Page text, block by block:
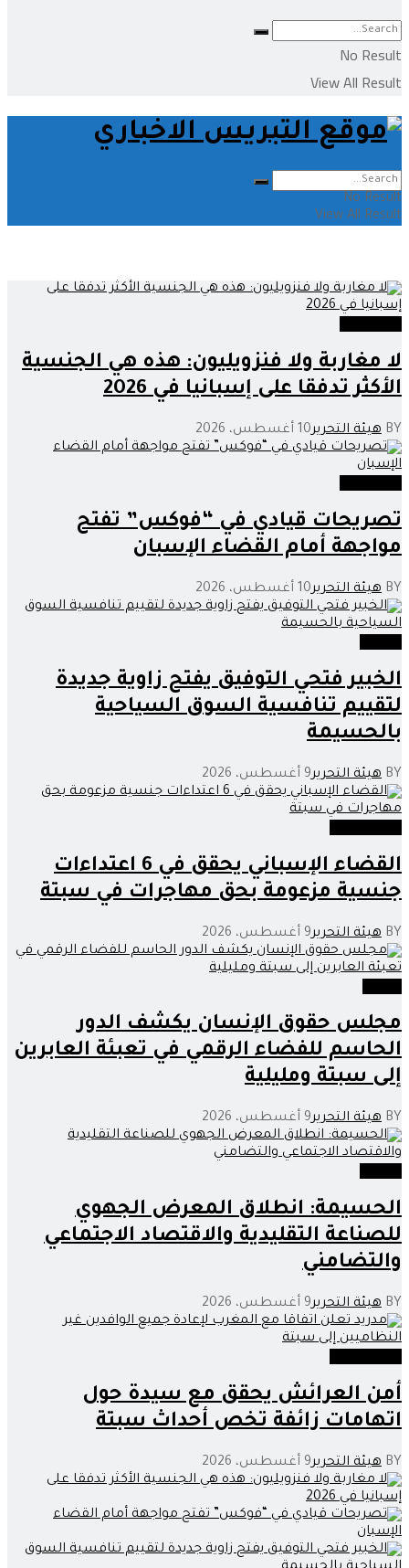
No Result
View All Result
No Result
View All Result
لا مغاربة ولا فنزويليون: هذه هي الجنسية
الأكثر تدفقا على إسبانيا في 2026
BY هيئة التحرير10 أغسطس، 2026
تصريحات قيادي في “فوكس” تفتح
مواجهة أمام القضاء الإسبان
BY هيئة التحرير10 أغسطس، 2026
الخبير فتحي التوفيق يفتح زاوية جديدة
لتقييم تنافسية السوق السياحية
بالحسيمة
BY هيئة التحرير9 أغسطس، 2026
القضاء الإسباني يحقق في 6 اعتداءات
جنسية مزعومة بحق مهاجرات في سبتة
BY هيئة التحرير9 أغسطس، 2026
مجلس حقوق الإنسان يكشف الدور
الحاسم للفضاء الرقمي في تعبئة العابرين
إلى سبتة ومليلية
BY هيئة التحرير9 أغسطس، 2026
الحسيمة: انطلاق المعرض الجهوي
للصناعة التقليدية والاقتصاد الاجتماعي
والتضامني
BY هيئة التحرير9 أغسطس، 2026
أمن العرائش يحقق مع سيدة حول
اتهامات زائفة تخص أحداث سبتة
BY هيئة التحرير9 أغسطس، 2026